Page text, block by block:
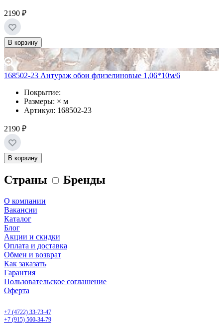
2190 ₽
В корзину
168502-23 Антураж обои флизелиновые 1,06*10м/6
Покрытие:
Размеры: × м
Артикул: 168502-23
2190 ₽
В корзину
Страны Бренды
О компании
Вакансии
Каталог
Блог
Акции и скидки
Оплата и доставка
Обмен и возврат
Как заказать
Гарантия
Пользовательское соглашение
Оферта
+7 (4722) 33-73-47
+7 (915) 560-34-79